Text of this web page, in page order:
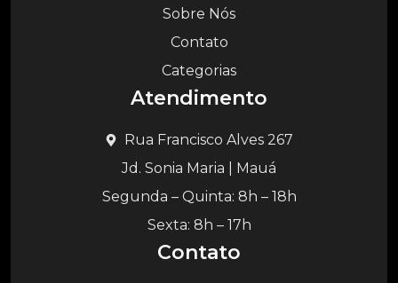
Sobre Nós
Contato
Categorias
Atendimento
Rua Francisco Alves 267
Jd. Sonia Maria | Mauá
Segunda – Quinta: 8h – 18h
Sexta: 8h – 17h
Contato